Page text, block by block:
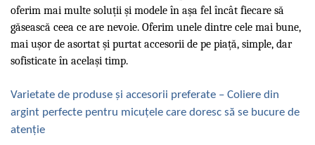
oferim mai multe soluții și modele în așa fel încât fiecare să
găsească ceea ce are nevoie. Oferim unele dintre cele mai bune,
mai ușor de asortat și purtat accesorii de pe piață, simple, dar
sofisticate în același timp.
Varietate de produse și accesorii preferate – Coliere din
argint perfecte pentru micuțele care doresc să se bucure de
atenție